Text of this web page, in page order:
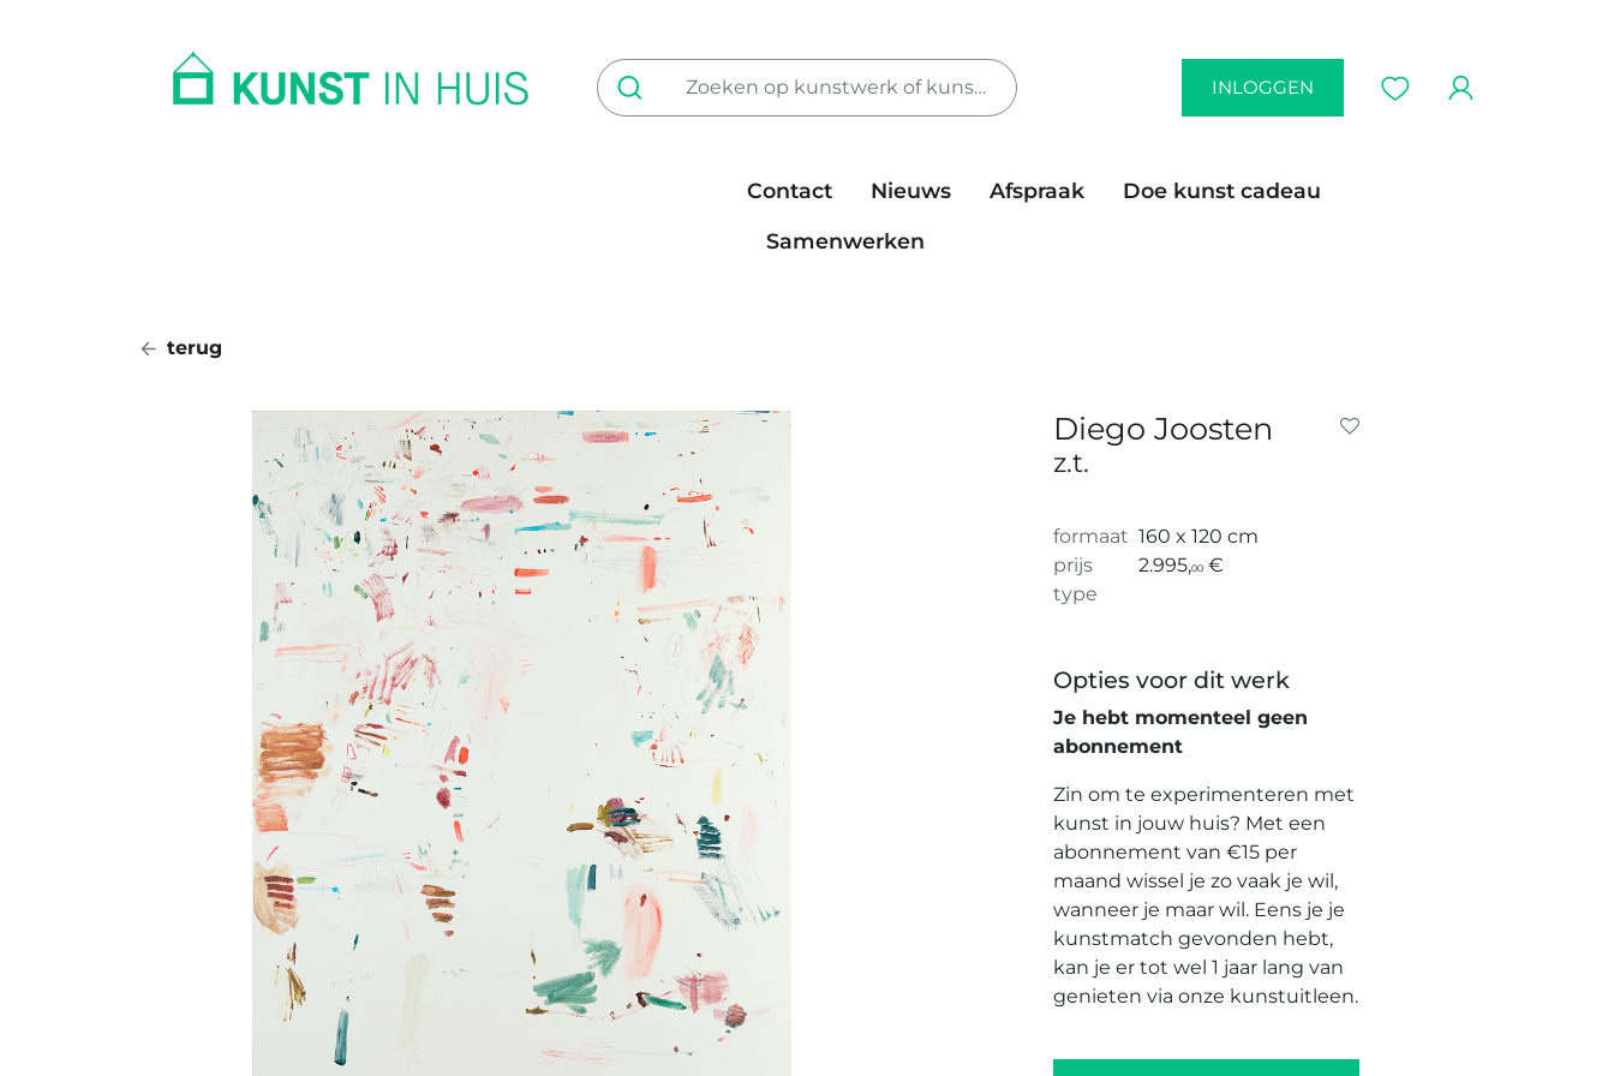
INLOGGEN
Contact Nieuws Afspraak
Doe kunst cadeau
Samenwerken
terug
Diego Joosten
z.t.
formaat 160 x 120 cm
prijs
2.995,00 €
type
Opties voor dit werk
Je hebt momenteel geen
abonnement
Zin om te experimenteren met
kunst in jouw huis? Met een
abonnement van €15 per
maand wissel je zo vaak je wil,
wanneer je maar wil. Eens je je
kunstmatch gevonden hebt,
kan je er tot wel 1 jaar lang van
genieten via onze kunstuitleen.